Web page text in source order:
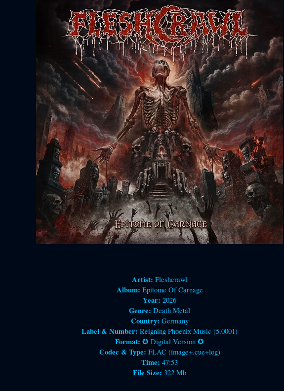
Artist: Fleshcrawl
Album: Epitome Of Carnage
Year: 2026
Genre: Death Metal
Country: Germany
Label & Number: Reigning Phoenix Music (5.0001)
Format: ✪ Digital Version ✪
Codec & Type: FLAC (image+.cue+log)
Time: 47:53
File Size: 322 Mb